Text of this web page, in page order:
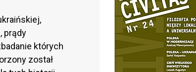
prądy
których
został